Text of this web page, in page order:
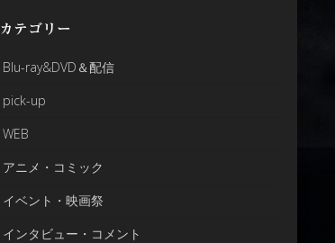
カテゴリー
Blu-ray&DVD＆配信
pick-up
WEB
アニメ・コミック
イベント・映画祭
インタビュー・コメント